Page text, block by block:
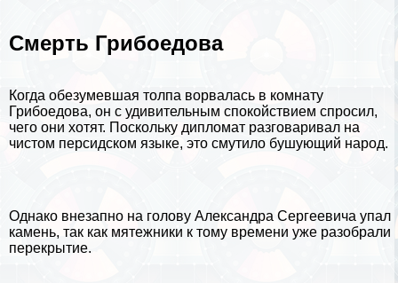
Cмepть Грибоедова
Когда обезумевшая толпа ворвалась в комнату
Грибоедова, он с удивительным спокойствием спросил,
чего они хотят. Поскольку дипломат разговаривал на
чистом персидском языке, это смутило бушующий народ.
Однако внезапно на голову Александра Сергеевича упал
камень, так как мятежники к тому времени уже разобрали
перекрытие.